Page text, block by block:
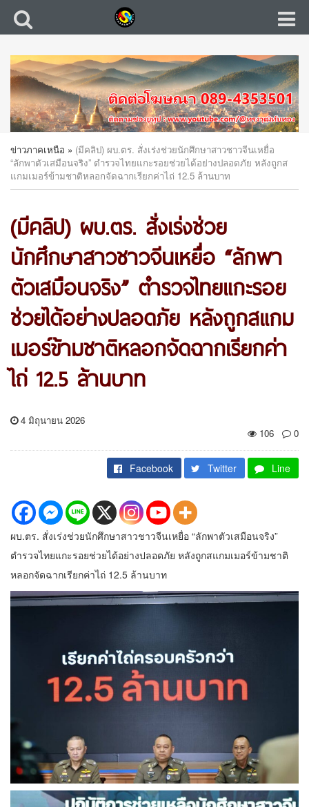
ข่าวภาคเหนือ » (มีคลิป) ผบ.ตร. สั่งเร่งช่วยนักศึกษาสาวชาวจีนเหยื่อ
“ลักพาตัวเสมือนจริง” ตำรวจไทยแกะรอยช่วยได้อย่างปลอดภัย หลังถูกส
แกมเมอร์ข้ามชาติหลอกจัดฉากเรียกค่าไถ่ 12.5 ล้านบาท
(มีคลิป) ผบ.ตร. สั่งเร่งช่วย
นักศึกษาสาวชาวจีนเหยื่อ “ลักพา
ตัวเสมือนจริง” ตำรวจไทยแกะรอย
ช่วยได้อย่างปลอดภัย หลังถูกสแกม
เมอร์ข้ามชาติหลอกจัดฉากเรียกค่า
ไถ่ 12.5 ล้านบาท
4 มิถุนายน 2026
106
0
Facebook Twitter Line
ผบ.ตร. สั่งเร่งช่วยนักศึกษาสาวชาวจีนเหยื่อ “ลักพาตัวเสมือนจริง”
ตำรวจไทยแกะรอยช่วยได้อย่างปลอดภัย หลังถูกสแกมเมอร์ข้ามชาติ
หลอกจัดฉากเรียกค่าไถ่ 12.5 ล้านบาท